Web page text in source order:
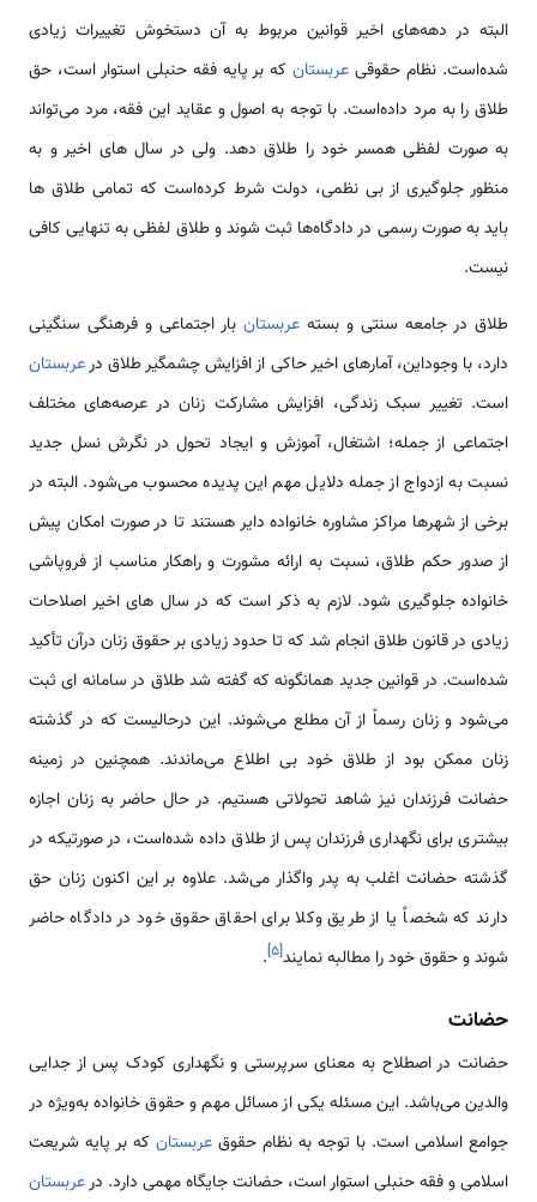
البته در دهه‌های اخیر قوانین مربوط به آن دستخوش تغییرات زیادی
شده‌است. نظام حقوقی عربستانکه بر پایه فقه حنبلی استوار است، حق
طلاق را به مرد داده‌است. با توجه به اصول و عقاید این فقه، مرد می‌تواند
به صورت لفظی همسر خود را طلاق دهد. ولی در سال های اخیر و به
منظور جلوگیری از بی نظمی، دولت شرط کرده‌است که تمامی طلاق ها
باید به صورت رسمی در دادگاه‌ها ثبت شوند و طلاق لفظی به تنهایی کافی
نیست.
طلاق در جامعه سنتی و بسته عربستان بار اجتماعی و فرهنگی سنگینی
دارد، با وجوداین، آمارهای اخیر حاکی از افزایش چشمگیر طلاق درعربستان
است. تغییر سبک زندگی، افزایش مشارکت زنان در عرصه‌های مختلف
اجتماعی از جمله؛ اشتغال، آموزش و ایجاد تحول در نگرش نسل جدید
نسبت به ازدواج از جمله دلایل مهم این پدیده محسوب می‌شود. البته در
برخی از شهرها مراکز مشاوره خانواده دایر هستند تا در صورت امکان پیش
از صدور حکم طلاق، نسبت به ارائه مشورت و راهکار مناسب از فروپاشی
خانواده جلوگیری شود. لازم به ذکر است که در سال های اخیر اصلاحات
زیادی در قانون طلاق انجام شد که تا حدود زیادی بر حقوق زنان درآن تأکید
شده‌است. در قوانین جدید همانگونه که گفته شد طلاق در سامانه ای ثبت
می‌شود و زنان رسماً از آن مطلع می‌شوند. این درحالیست که در گذشته
زنان ممکن بود از طلاق خود بی اطلاع می‌ماندند. همچنین در زمینه
حضانت فرزندان نیز شاهد تحولاتی هستیم. در حال حاضر به زنان اجازه
بیشتری برای نگهداری فرزندان پس از طلاق داده شده‌است، در صورتیکه در
گذشته حضانت اغلب به پدر واگذار می‌شد. علاوه بر این اکنون زنان حق
دارند که شخصاً یا از طریق وکلا برای احقاق حقوق خود در دادگاه حاضر
شوند و حقوق خود را مطالبه نمایند[۵]
.
حضانت
حضانت در اصطلاح به معنای سرپرستی و نگهداری کودک پس از جدایی
والدین می‌باشد. این مسئله یکی از مسائل مهم و حقوق خانواده به‌ویژه در
جوامع اسلامی است. با توجه به نظام حقوق عربستان که بر پایه شریعت
اسلامی و فقه حنبلی استوار است، حضانت جایگاه مهمی دارد. درعربستان